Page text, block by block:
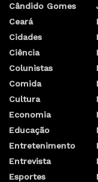
Cândido Gomes
Ceará
Cidades
Ciência
Colunistas
Comida
Cultura
Economia
Educação
Entretenimento
Entrevista
Esportes